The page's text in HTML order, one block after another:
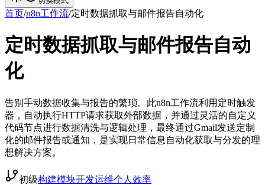
首页/n8n工作流/定时数据抓取与邮件报告自动化
定时数据抓取与邮件报告自动
化
告别手动数据收集与报告的繁琐。此n8n工作流利用定时触发
器，自动执行HTTP请求获取外部数据，并通过灵活的自定义
代码节点进行数据清洗与逻辑处理，最终通过Gmail发送定制
化的邮件报告或通知，是实现日常信息自动化获取与分发的理
想解决方案。
初级构建模块开发运维个人效率